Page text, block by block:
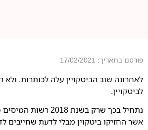
פורסם בתאריך: 17/02/2021
לאחרונה שוב הביטקויין עלה לכותרות,
לביטקויין.
נתחיל בכך שרק
אשר החזיקו ביטקוין מבלי לדעת שחייבים